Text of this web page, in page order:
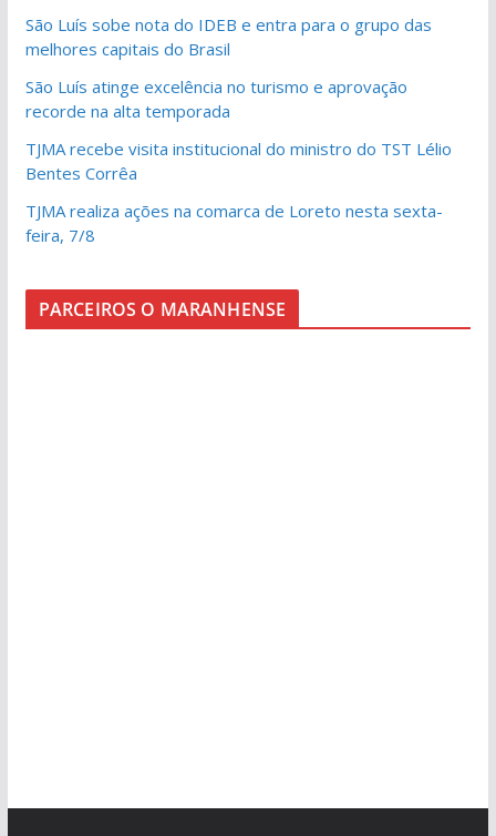
São Luís sobe nota do IDEB e entra para o grupo das
melhores capitais do Brasil
São Luís atinge excelência no turismo e aprovação
recorde na alta temporada
TJMA recebe visita institucional do ministro do TST Lélio
Bentes Corrêa
TJMA realiza ações na comarca de Loreto nesta sexta-
feira, 7/8
PARCEIROS O MARANHENSE